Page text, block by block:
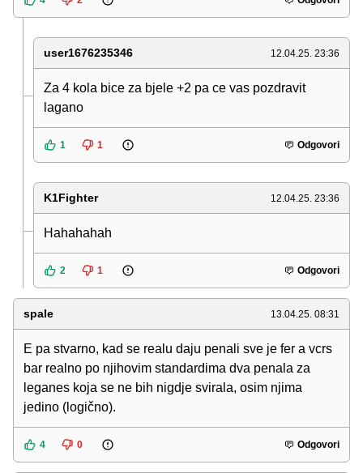
user1676235346 12.04.25. 23:36
Za 4 kola bice za bjele +2 pa ce vas pozdravit
lagano
1 1 Odgovori
K1Fighter 12.04.25. 23:36
Hahahahah
2 1 Odgovori
spale 13.04.25. 08:31
E pa stvarno, kad se realu daju penali sve je fer a vcrs
bar realno po njihovim standardima dva penala za
leganes koja se ne bih nigdje svirala, osim njima
jedino (logično).
4 0 Odgovori